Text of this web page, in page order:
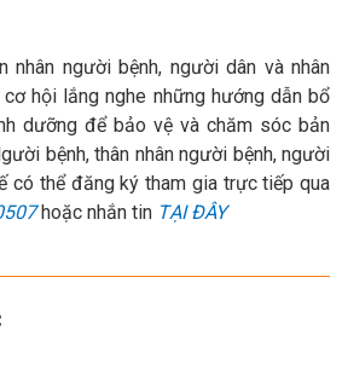
nhân người bệnh, người dân và nhân
hội lắng nghe những hướng dẫn bổ
dưỡng để bảo vệ và chăm sóc bản
bệnh, thân nhân người bệnh, người
có thể đăng ký tham gia trực tiếp qua
hoặc nhắn tin TẠI ĐÂY